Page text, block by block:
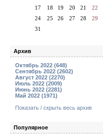
17
18 19 20 21 22
24
25 26 27 28 29
31
Архив
Октябрь 2022 (648)
Сентябрь 2022 (2602)
Август 2022 (2270)
Июль 2022 (2009)
Июнь 2022 (2281)
Май 2022 (1971)
Показать / скрыть весь архив
Популярное